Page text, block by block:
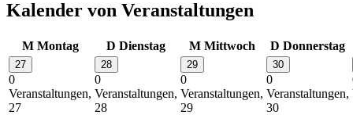
Kalender von Veranstaltungen
M Montag D Dienstag M Mittwoch D Donnerstag
27
0
Veranstaltungen,
27
28
0
Veranstaltungen,
28
29
0
Veranstaltungen,
29
30
0
Veranstaltungen,
30